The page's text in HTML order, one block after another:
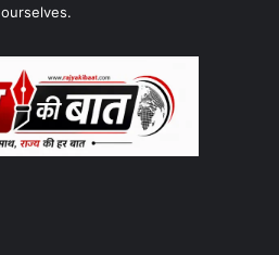
ourselves.